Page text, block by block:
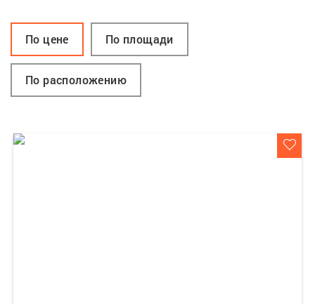
По цене По площади
По расположению